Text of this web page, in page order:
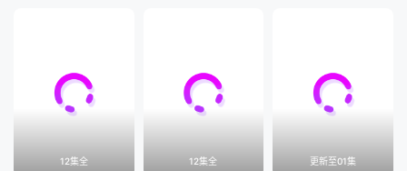
12集全 12集全 更新至01集